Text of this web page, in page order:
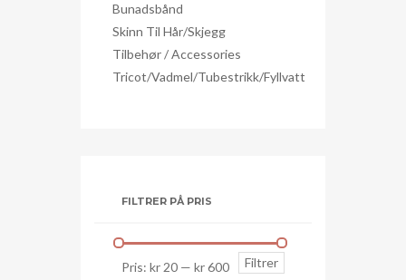
Bunadsbånd
Skinn Til Hår/skjegg
Tilbehør / Accessories
Tricot/Vadmel/Tubestrikk/Fyllvatt
FILTRER PÅ PRIS
Min.
pris
Makspris
Filtrer
Pris: kr 20 — kr 600